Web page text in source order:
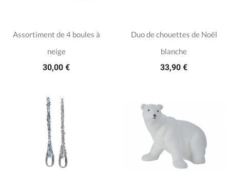
Assortiment de 4 boules à
neige
30,00 €
Duo de chouettes de Noël
blanche
33,90 €